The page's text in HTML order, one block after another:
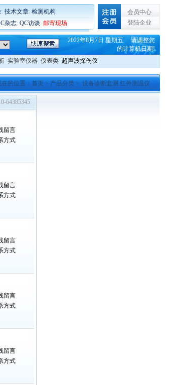
: 技术文章: 检测机构
杂志: QC访谈: 邮寄现场
会员中心
登陆企业
2022年8月7日 星期五 请调整您
的计算机日期!
实验室仪器 仪表类 超声波探伤仪
的位置： 首页 > 产品分类 > 设备诊断监测 红外测温仪
64385345
留言
方式
留言
方式
留言
方式
留言
方式
留言
方式